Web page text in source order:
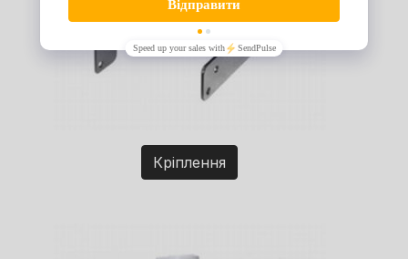
Кріплення